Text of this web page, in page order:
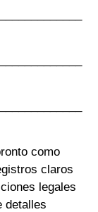
como
claros
legales
detalles